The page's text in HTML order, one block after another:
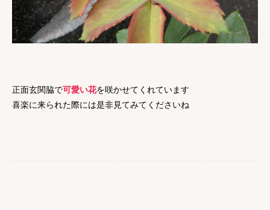
正面玄関脇で可愛い花を咲かせてくれています
喜楽に来られた際には是非見てみてくださいね